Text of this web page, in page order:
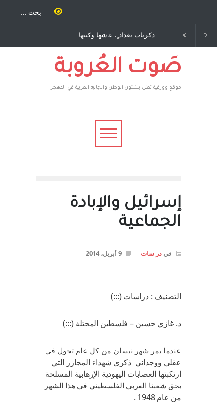
المستمر - قلم : راسم عبيدات
دكريات بغداد ٍ: عاشها وكتبها
:وليد رباح – نيوجرسي –
الولايات المتحدة الامريكية
كتب
يقهر
صَوت العُروبة
موقع وورقية تعنى بشئون الوطن والجاليه العربية في المهجر
إسرائيل والإبادة
الجماعية
في دراسات 9 أبريل، 2014
التصنيف : دراسات (:::)
د. غازي حسين – فلسطين المحتلة (:::)
عندما يمر شهر نيسان من كل عام تجول في
عقلي ووجداني ذكرى شهداء المجازر التي
ارتكبتها العصابات اليهودية الإرهابية المسلحة
بحق شعبنا العربي الفلسطيني في هذا الشهر
من عام 1948 .